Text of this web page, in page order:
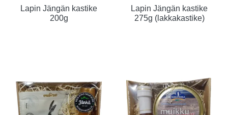
Lapin Jängän kastike
200g
Lapin Jängän kastike
275g (lakkakastike)